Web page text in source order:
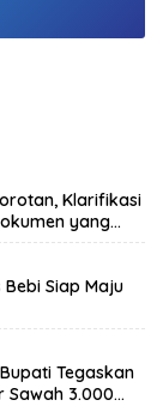
Klarifikasi
yang
Siap Maju
Tegaskan
Sawah 3.000